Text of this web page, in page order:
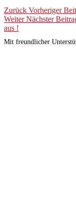
Zurück Vorheriger
Weiter Nächster
aus !
Mit freundlicher